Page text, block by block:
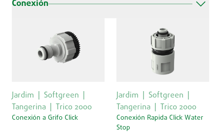
Conexión
Jardim
Softgreen
Tangerina
Trico 2000
Conexión a Grifo Click
Jardim
Softgreen
Tangerina
Trico 2000
Conexión Rapida Click Water
Stop